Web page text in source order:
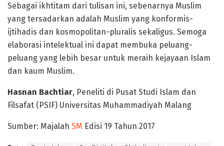
Sebagai ikhtitam dari tulisan ini, sebenarnya Muslim
yang tersadarkan adalah Muslim yang konformis-
ijtihadis dan kosmopolitan-pluralis sekaligus. Semoga
elaborasi intelektual ini dapat membuka peluang-
peluang yang lebih besar untuk meraih kejayaan Islam
dan kaum Muslim.
Hasnan Bachtiar, Peneliti di Pusat Studi Islam dan
Filsafat (PSIF) Universitas Muhammadiyah Malang
Sumber: Majalah SM Edisi 19 Tahun 2017